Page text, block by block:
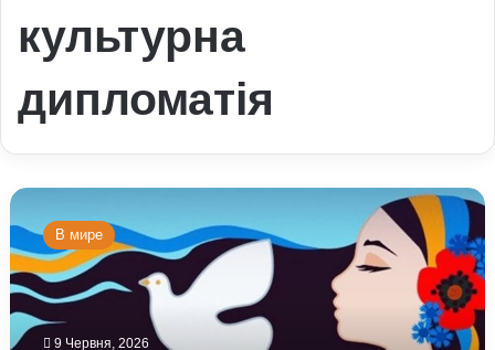
культурна
дипломатія
Чому
українська
культура
стає
зброєю
м’якої
сили:
В мире
9 Червня, 2026